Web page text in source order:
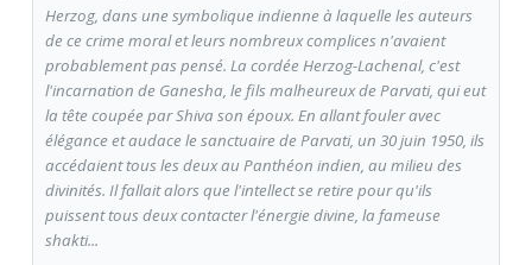
Herzog, dans une symbolique indienne à laquelle les auteurs
de ce crime moral et leurs nombreux complices n'avaient
probablement pas pensé. La cordée Herzog-Lachenal, c'est
l'incarnation de Ganesha, le fils malheureux de Parvati, qui eut
la tête coupée par Shiva son époux. En allant fouler avec
élégance et audace le sanctuaire de Parvati, un 30 juin 1950, ils
accédaient tous les deux au Panthéon indien, au milieu des
divinités. Il fallait alors que l'intellect se retire pour qu'ils
puissent tous deux contacter l'énergie divine, la fameuse
shakti...